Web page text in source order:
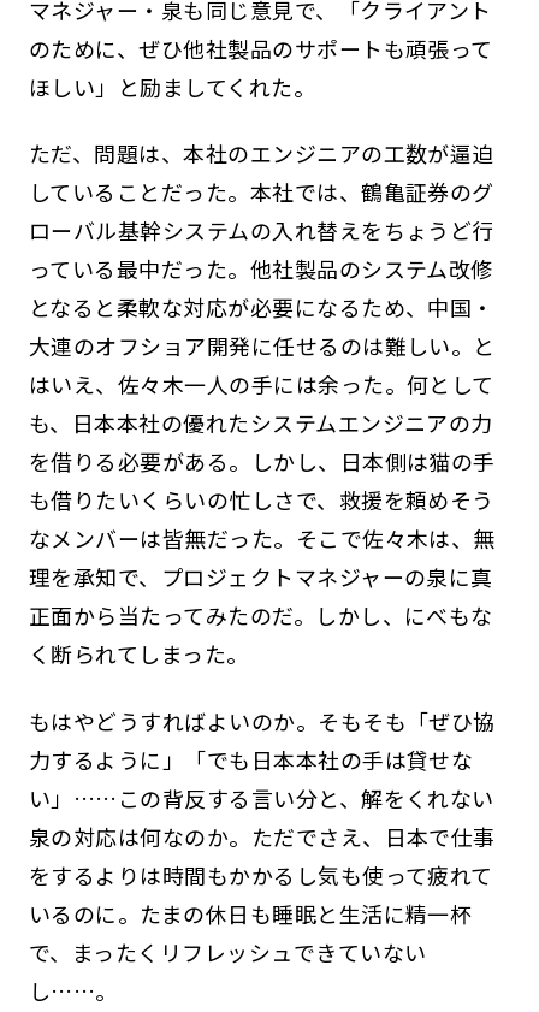
マネジャー・泉も同じ意見で、「クライアント
のために、ぜひ他社製品のサポートも頑張って
ほしい」と励ましてくれた。
ただ、問題は、本社のエンジニアの工数が逼迫
していることだった。本社では、鶴亀証券のグ
ローバル基幹システムの入れ替えをちょうど行
っている最中だった。他社製品のシステム改修
となると柔軟な対応が必要になるため、中国・
大連のオフショア開発に任せるのは難しい。と
はいえ、佐々木一人の手には余った。何として
も、日本本社の優れたシステムエンジニアの力
を借りる必要がある。しかし、日本側は猫の手
も借りたいくらいの忙しさで、救援を頼めそう
なメンバーは皆無だった。そこで佐々木は、無
理を承知で、プロジェクトマネジャーの泉に真
正面から当たってみたのだ。しかし、にべもな
く断られてしまった。
もはやどうすればよいのか。そもそも「ぜひ協
力するように」「でも日本本社の手は貸せな
い」……この背反する言い分と、解をくれない
泉の対応は何なのか。ただでさえ、日本で仕事
をするよりは時間もかかるし気も使って疲れて
いるのに。たまの休日も睡眠と生活に精一杯
で、まったくリフレッシュできていない
し……。